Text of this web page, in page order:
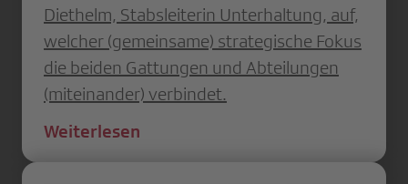
Diethelm, Stabsleiterin Unterhaltung, auf,
welcher (gemeinsame) strategische Fokus
die beiden Gattungen und Abteilungen
(miteinander) verbindet.
Weiterlesen